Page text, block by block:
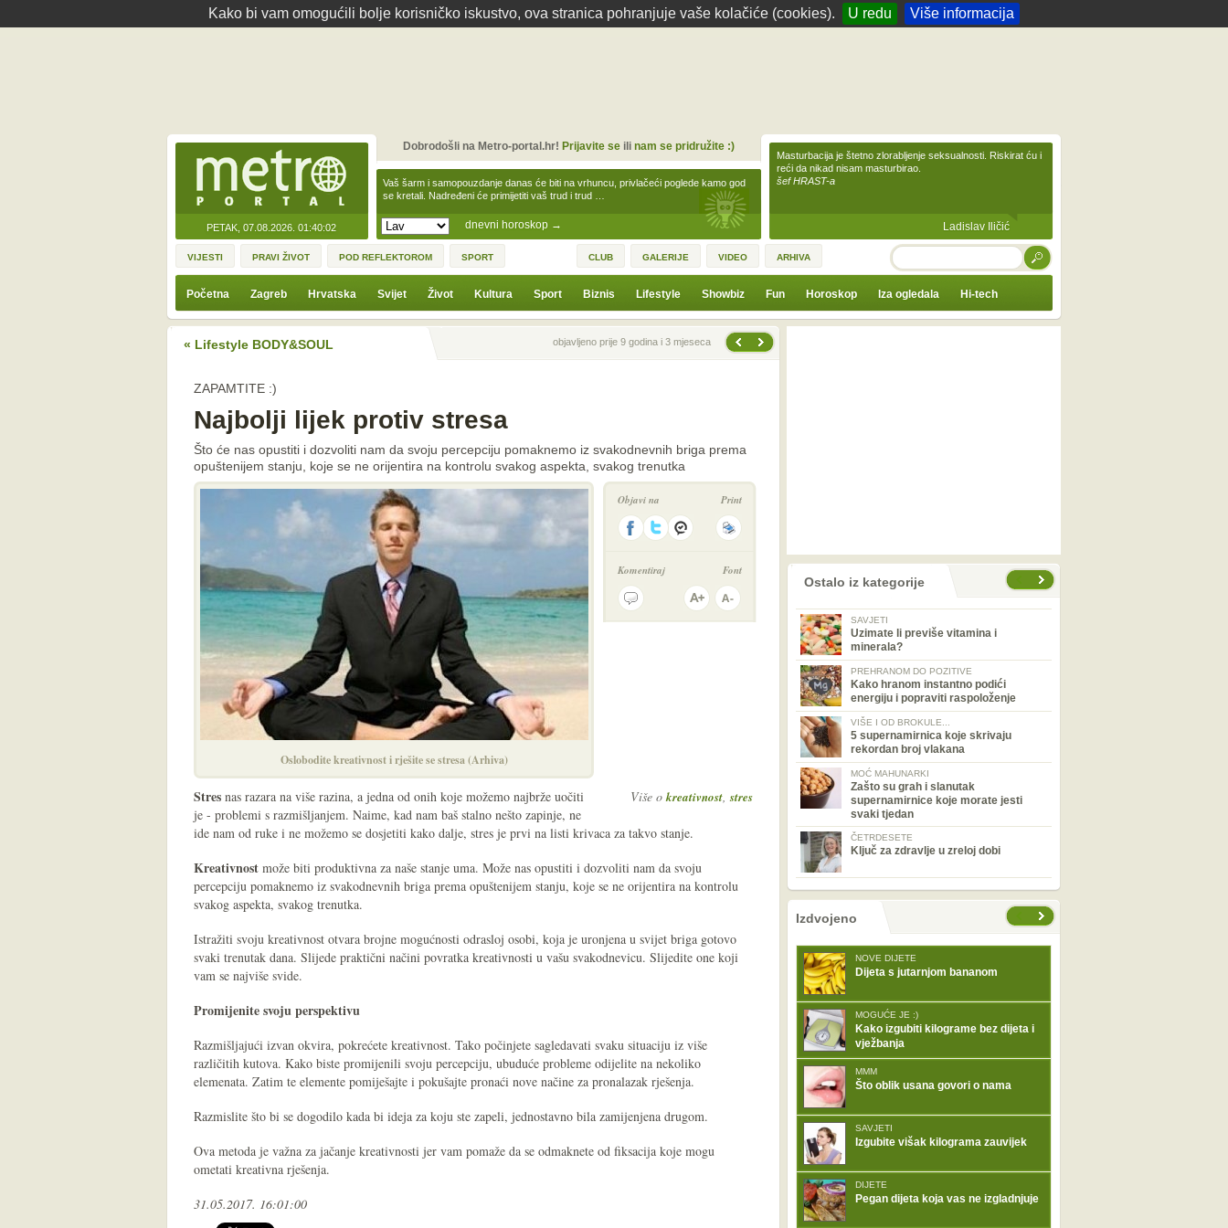
Kako bi vam omogućili bolje korisničko iskustvo, ova stranica pohranjuje vaše kolačiće (cookies). U redu Više informacija
PETAK, 07.08.2026. 01:40:02 dnevni horoskop →
Vaš šarm i samopouzdanje danas će biti na vrhuncu, privlačeći poglede kamo god
se kretali. Nadređeni će primijetiti vaš trud i trud …
Dobrodošli na Metro-portal.hr! Prijavite seili nam se pridružite :)
Masturbacija je štetno zlorabljenje seksualnosti. Riskirat ću i
reći da nikad nisam masturbirao.
šef HRAST-a
Ladislav Iličić
VIJESTI PRAVI ŽIVOT POD REFLEKTOROM SPORT CLUB GALERIJE VIDEO ARHIVA TRAŽI
Početna Zagreb Hrvatska Svijet Život Kultura Sport Biznis Lifestyle Showbiz Fun Horoskop Iza ogledala Hi-tech
« Lifestyle BODY&SOUL Prethodna vijestobjavljeno prije 9 godina i 3 mjeseca
ZAPAMTITE :)
Najbolji lijek protiv stresa
Što će nas opustiti i dozvoliti nam da svoju percepciju pomaknemo iz svakodnevnih briga prema
opuštenijem stanju, koje se ne orijentira na kontrolu svakog aspekta, svakog trenutka
Oslobodite kreativnost i rješite se stresa (Arhiva)
Objavi na Print
Komentiraj Font
Više okreativnost,stres
Stres nas razara na više razina, a jedna od onih koje možemo najbrže uočiti
je - problemi s razmišljanjem. Naime, kad nam baš stalno nešto zapinje, ne
ide nam od ruke i ne možemo se dosjetiti kako dalje, stres je prvi na listi krivaca za takvo stanje.
Kreativnost može biti produktivna za naše stanje uma. Može nas opustiti i dozvoliti nam da svoju
percepciju pomaknemo iz svakodnevnih briga prema opuštenijem stanju, koje se ne orijentira na kontrolu
svakog aspekta, svakog trenutka.
Istražiti svoju kreativnost otvara brojne mogućnosti odrasloj osobi, koja je uronjena u svijet briga gotovo
svaki trenutak dana. Slijede praktični načini povratka kreativnosti u vašu svakodnevicu. Slijedite one koji
vam se najviše svide.
Promijenite svoju perspektivu
Razmišljajući izvan okvira, pokrećete kreativnost. Tako počinjete sagledavati svaku situaciju iz više
različitih kutova. Kako biste promijenili svoju percepciju, ubuduće probleme odijelite na nekoliko
elemenata. Zatim te elemente pomiješajte i pokušajte pronaći nove načine za pronalazak rješenja.
Razmislite što bi se dogodilo kada bi ideja za koju ste zapeli, jednostavno bila zamijenjena drugom.
Ova metoda je važna za jačanje kreativnosti jer vam pomaže da se odmaknete od fiksacija koje mogu
ometati kreativna rješenja.
31.05.2017. 16:01:00
prethodno Ostalo iz kategorije
SAVJETI
Uzimate li previše vitamina i
minerala?
PREHRANOM DO POZITIVE
Kako hranom instantno podići
energiju i popraviti raspoloženje
VIŠE I OD BROKULE...
5 supernamirnica koje skrivaju
rekordan broj vlakana
MOĆ MAHUNARKI
Zašto su grah i slanutak
supernamirnice koje morate jesti
svaki tjedan
ČETRDESETE
Ključ za zdravlje u zreloj dobi
nema prethodne stranice
sljedećeIzdvojeno
NOVE DIJETE
Dijeta s jutarnjom bananom
MOGUĆE JE :)
Kako izgubiti kilograme bez dijeta i
vježbanja
MMM
Što oblik usana govori o nama
SAVJETI
Izgubite višak kilograma zauvijek
DIJETE
Pegan dijeta koja vas ne izgladnjuje